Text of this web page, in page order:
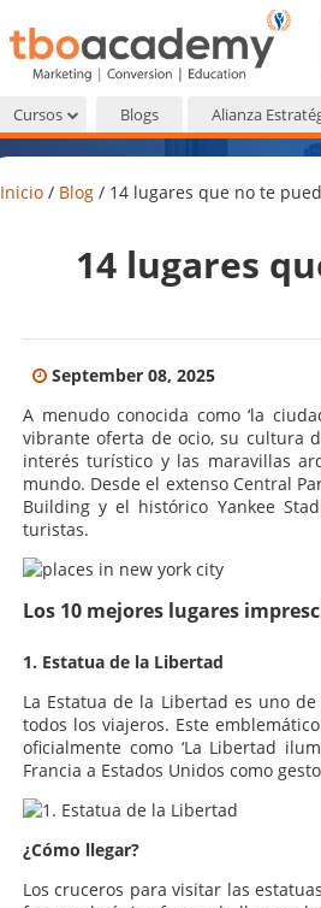
Cursos Blogs Alianza
Inicio / Blog / 14 lugares que no te
14 lugares
September 08, 2025
A menudo conocida como ‘la
vibrante oferta de ocio, su cultura
interés turístico y las maravillas
mundo. Desde el extenso Central
Building y el histórico Yankee
turistas.
Los 10 mejores lugares
1. Estatua de la Libertad
La Estatua de la Libertad es uno
todos los viajeros. Este
oficialmente como ‘La Libertad
Francia a Estados Unidos como
¿Cómo llegar?
Los cruceros para visitar las